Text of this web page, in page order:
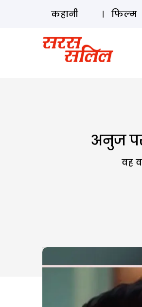
कहानी फिल्म
अनुज
वह